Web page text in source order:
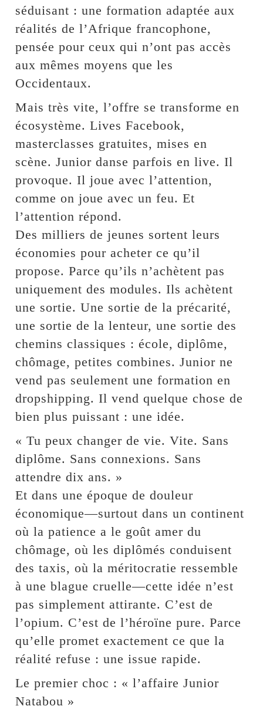
séduisant : une formation adaptée aux
réalités de l’Afrique francophone,
pensée pour ceux qui n’ont pas accès
aux mêmes moyens que les
Occidentaux.
Mais très vite, l’offre se transforme en
écosystème. Lives Facebook,
masterclasses gratuites, mises en
scène. Junior danse parfois en live. Il
provoque. Il joue avec l’attention,
comme on joue avec un feu. Et
l’attention répond.
Des milliers de jeunes sortent leurs
économies pour acheter ce qu’il
propose. Parce qu’ils n’achètent pas
uniquement des modules. Ils achètent
une sortie. Une sortie de la précarité,
une sortie de la lenteur, une sortie des
chemins classiques : école, diplôme,
chômage, petites combines. Junior ne
vend pas seulement une formation en
dropshipping. Il vend quelque chose de
bien plus puissant : une idée.
« Tu peux changer de vie. Vite. Sans
diplôme. Sans connexions. Sans
attendre dix ans. »
Et dans une époque de douleur
économique—surtout dans un continent
où la patience a le goût amer du
chômage, où les diplômés conduisent
des taxis, où la méritocratie ressemble
à une blague cruelle—cette idée n’est
pas simplement attirante. C’est de
l’opium. C’est de l’héroïne pure. Parce
qu’elle promet exactement ce que la
réalité refuse : une issue rapide.
Le premier choc : « l’affaire Junior
Natabou »